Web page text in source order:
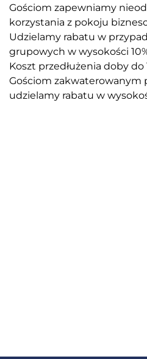
Gościom zapewniamy
korzystania z pokoju
Udzielamy rabatu w
grupowych w wysokości
Koszt przedłużenia doby do
Gościom zakwaterowanym
udzielamy rabatu w